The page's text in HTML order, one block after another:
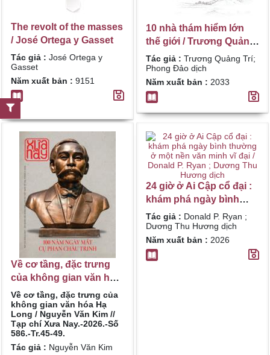
The revolt of the masses
/ José Ortega y Gasset
Tác giả : José Ortega y
Gasset
Năm xuất bản : 9151
10 nhà thám hiểm lớn
thế giới / Trương Quảng
Trí; Phong Đảo dịch
Tác giả : Trương Quảng Trí;
Phong Đảo dịch
Năm xuất bản : 2033
Về cơ tầng, đặc trưng
của không gian văn hóa
Hạ Long / Nguyễn Văn
Kim
Về cơ tầng, đặc trưng của
không gian văn hóa Hạ
Long / Nguyễn Văn Kim //
Tạp chí Xưa Nay.-2026.-Số
586.-Tr.45-49.
Tác giả : Nguyễn Văn Kim
24 giờ ở Ai Cập cổ đại :
khám phá ngày bình
thường ở một nền văn
minh vĩ đại / Donald P.
Ryan ; Dương Thu
Hương dịch
Tác giả : Donald P. Ryan ;
Dương Thu Hương dịch
Năm xuất bản : 2026